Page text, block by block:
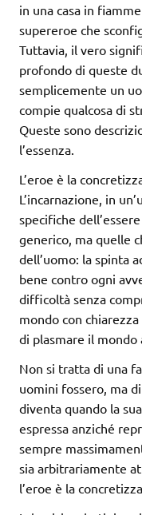
in una casa in
supereroe che
Tuttavia, il vero
profondo di queste
semplicemente un
compie qualcosa di
Queste sono
l’essenza.
L’eroe è la
L’incarnazione, in
specifiche
generico, ma quelle
dell’uomo: la spinta
bene contro ogni
difficoltà senza
mondo con
di plasmare il mondo
Non si tratta di una
uomini fossero, ma
diventa quando la
espressa anziché
sempre
sia arbitrariamente
l’eroe è la